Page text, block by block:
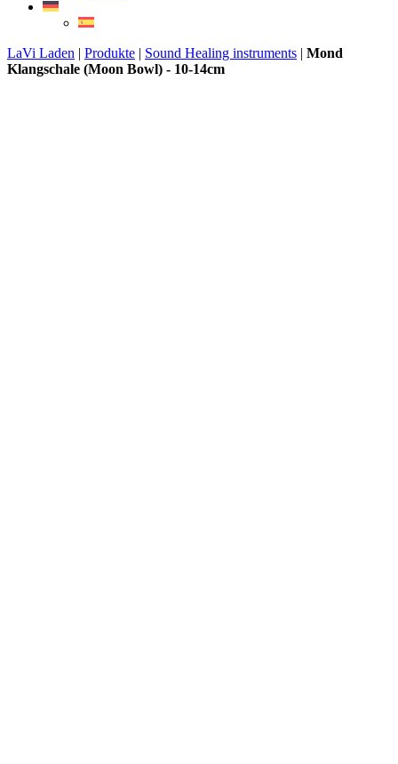
LaVi Laden | Produkte | Sound Healing instruments | Mond
Klangschale (Moon Bowl) - 10-14cm